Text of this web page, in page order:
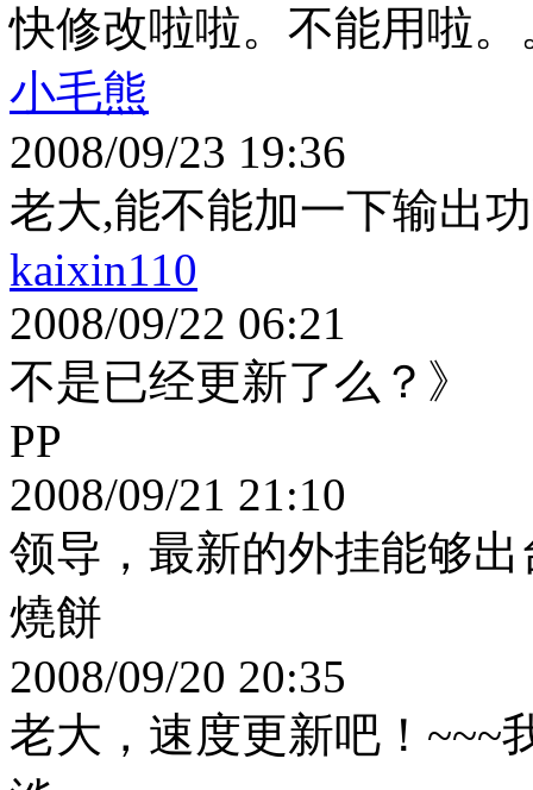
快修改啦啦。不能用啦。
小毛熊
2008/09/23 19:36
老大,能不能加一下输出功
kaixin110
2008/09/22 06:21
不是已经更新了么？》
PP
2008/09/21 21:10
领导，最新的外挂能够
燒餅
2008/09/20 20:35
老大，速度更新吧！~~~